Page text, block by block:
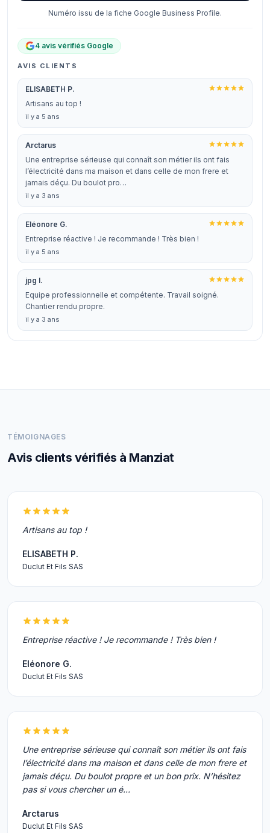
Numéro issu de la fiche Google Business Profile.
4 avis vérifiés Google
AVIS CLIENTS
ELISABETH P.
Artisans au top !
il y a 5 ans
Arctarus
Une entreprise sérieuse qui connaît son métier ils ont fais
l’électricité dans ma maison et dans celle de mon frere et
jamais déçu. Du boulot pro…
il y a 3 ans
Eléonore G.
Entreprise réactive ! Je recommande ! Très bien !
il y a 5 ans
jpg I.
Equipe professionnelle et compétente. Travail soigné.
Chantier rendu propre.
il y a 3 ans
TÉMOIGNAGES
Avis clients vérifiés à Manziat
Artisans au top !
ELISABETH P.
Duclut Et Fils SAS
Entreprise réactive ! Je recommande ! Très bien !
Eléonore G.
Duclut Et Fils SAS
Une entreprise sérieuse qui connaît son métier ils ont fais
l’électricité dans ma maison et dans celle de mon frere et
jamais déçu. Du boulot propre et un bon prix. N’hésitez
pas si vous chercher un é…
Arctarus
Duclut Et Fils SAS